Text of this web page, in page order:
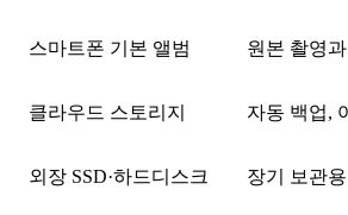
스마트폰 기본 앨범 원본 촬영
클라우드 스토리지 자동 백업,
외장 SSD·하드디스크 장기 보관